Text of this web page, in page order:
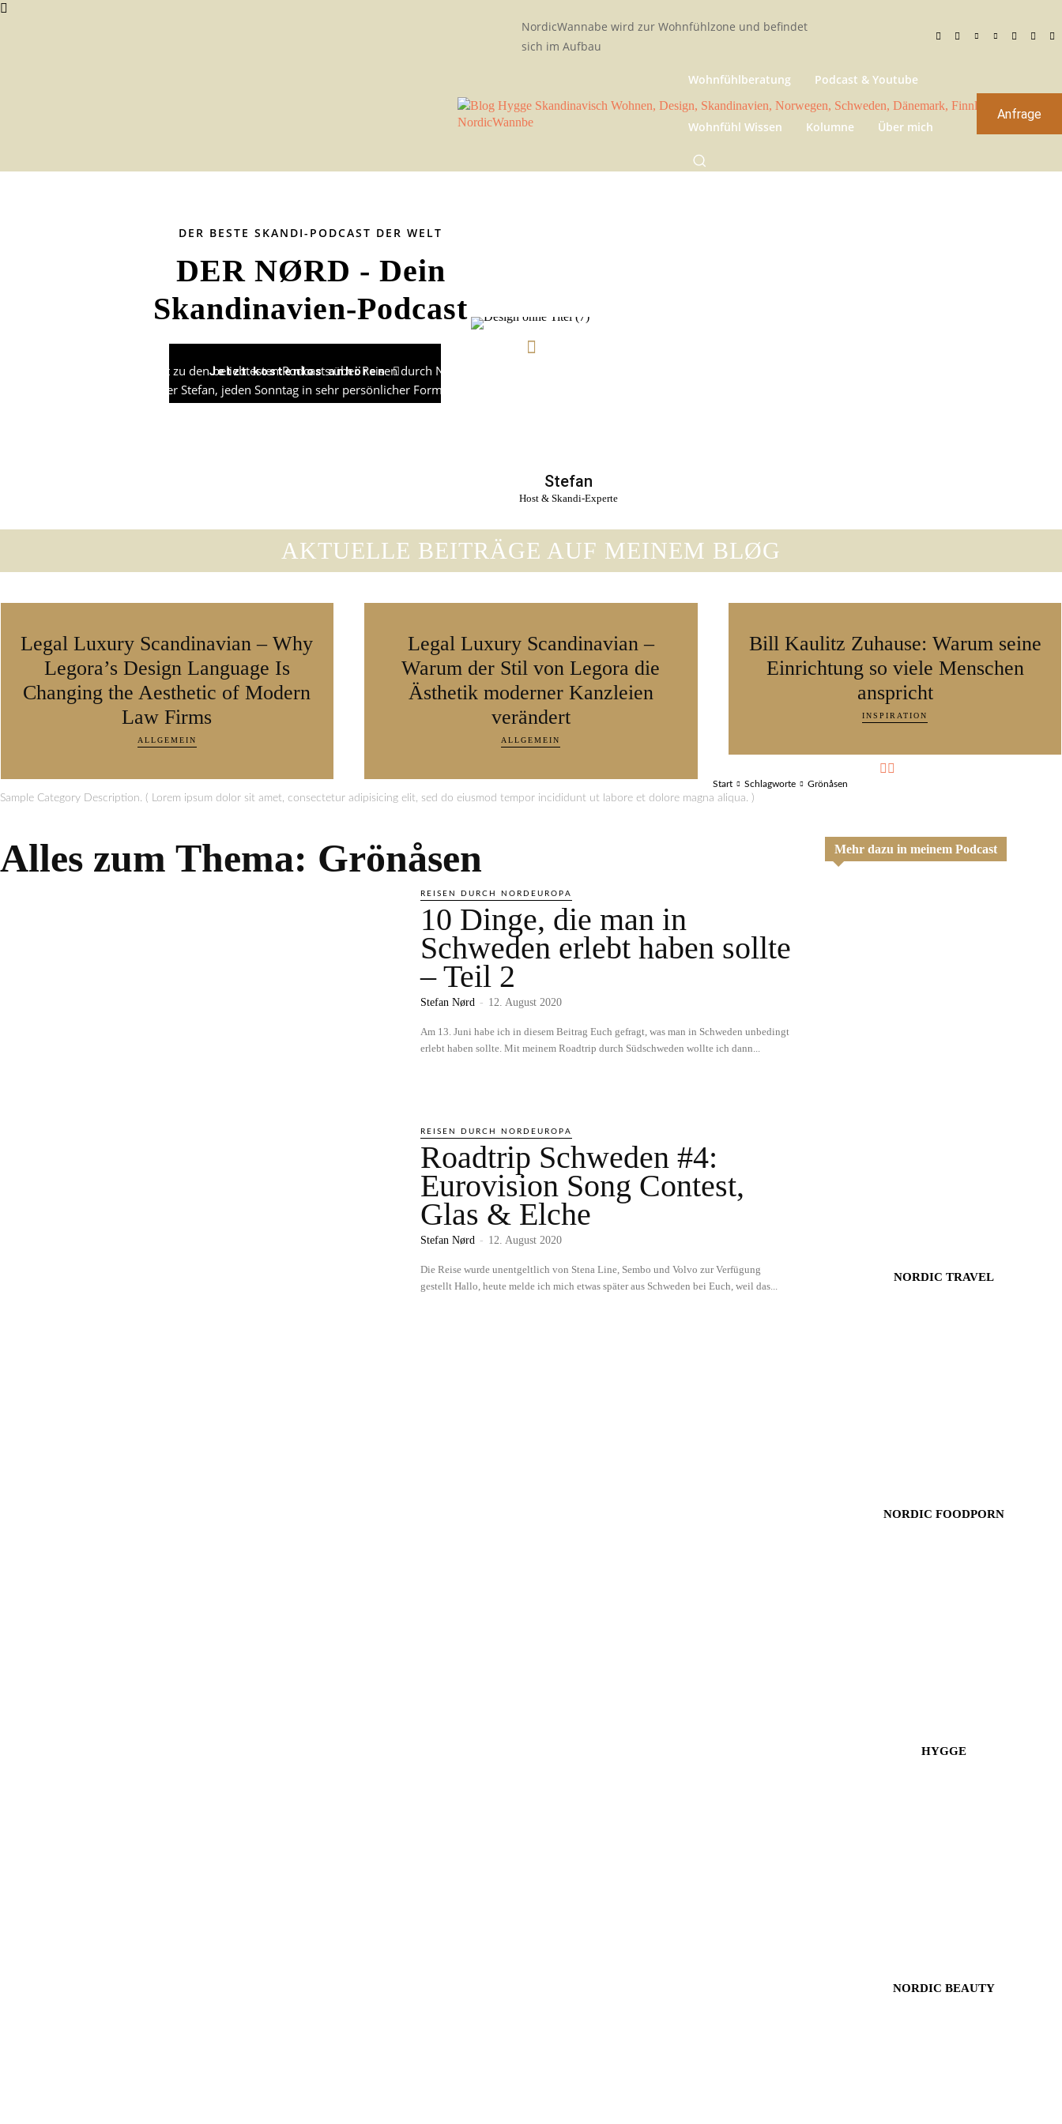
NordicWannabe wird zur Wohnfühlzone und befindet
sich im Aufbau
Wohnfühlberatung Podcast & Youtube
Wohnfühl Wissen Kolumne Über mich
Anfrage
DER BESTE SKANDI-PODCAST DER WELT
DER NØRD - Dein
Skandinavien-Podcast
Jetzt kostenlos anhören
DER NØRD gehört zu den beliebtesten Podcasts über Reisen durch Nordeuropa und holt das skandinavische Lebensgefühl ins Heim meiner Hörenden. Seit 2018 berichte
ich, Skandi-Blogger Stefan, jeden Sonntag in sehr persönlicher Form über meine bei Aufenthalten in Dänemark, Schweden, Norwegen, Finnland und Island gesammelten
Stefan
Host & Skandi-Experte
AKTUELLE BEITRÄGE AUF MEINEM BLØG
Legal Luxury Scandinavian – Why
Legora’s Design Language Is
Changing the Aesthetic of Modern
Law Firms
ALLGEMEIN
Legal Luxury Scandinavian –
Warum der Stil von Legora die
Ästhetik moderner Kanzleien
verändert
ALLGEMEIN
Bill Kaulitz Zuhause: Warum seine
Einrichtung so viele Menschen
anspricht
INSPIRATION
Start Schlagworte Grönåsen
Sample Category Description. ( Lorem ipsum dolor sit amet, consectetur adipisicing elit, sed do eiusmod tempor incididunt ut labore et dolore magna aliqua. )
Alles zum Thema: Grönåsen
REISEN DURCH NORDEUROPA
10 Dinge, die man in
Schweden erlebt haben sollte
– Teil 2
Stefan Nørd - 12. August 2020
Am 13. Juni habe ich in diesem Beitrag Euch gefragt, was man in Schweden unbedingt
erlebt haben sollte. Mit meinem Roadtrip durch Südschweden wollte ich dann...
REISEN DURCH NORDEUROPA
Roadtrip Schweden #4:
Eurovision Song Contest,
Glas & Elche
Stefan Nørd - 12. August 2020
Die Reise wurde unentgeltlich von Stena Line, Sembo und Volvo zur Verfügung
gestellt Hallo, heute melde ich mich etwas später aus Schweden bei Euch, weil das...
Mehr dazu in meinem Podcast
NORDIC TRAVEL
NORDIC FOODPORN
HYGGE
NORDIC BEAUTY